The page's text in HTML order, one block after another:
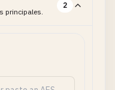
principales.
2